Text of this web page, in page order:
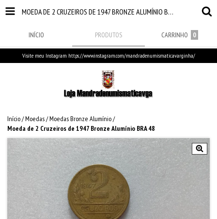
MOEDA DE 2 CRUZEIROS DE 1947 BRONZE ALUMÍNIO BRA 48
INÍCIO PRODUTOS CARRINHO 0
Visite meu Instagram https://www.instagram.com/mandradenumismaticavarginha/
Início/Moedas/Moedas Bronze Alumínio/
Moeda de 2 Cruzeiros de 1947 Bronze Alumínio BRA 48